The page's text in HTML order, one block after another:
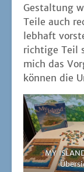
Gestal­tung
Tei­le auch
leb­haft
rich­ti­ge Teil
mich das
kön­nen die
MY